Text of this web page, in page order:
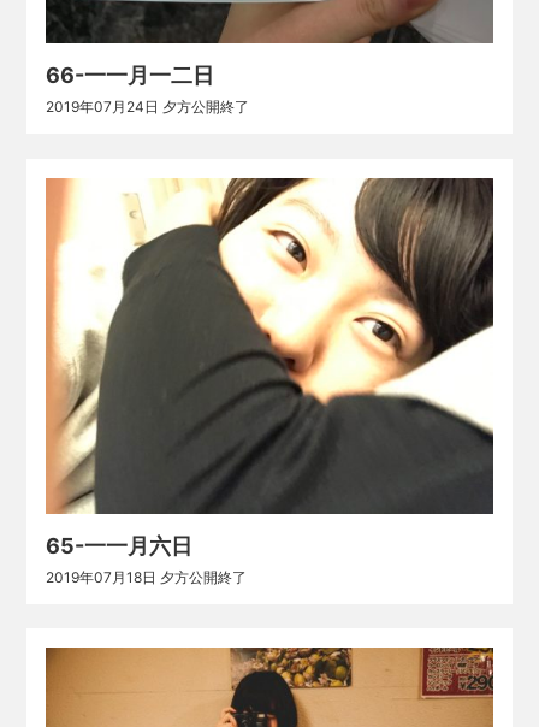
66-一一月一二日
2019年07月24日 夕方公開終了
65-一一月六日
2019年07月18日 夕方公開終了